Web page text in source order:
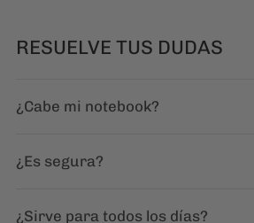
RESUELVE TUS DUDAS
¿Cabe mi notebook?
¿Es segura?
¿Sirve para todos los días?